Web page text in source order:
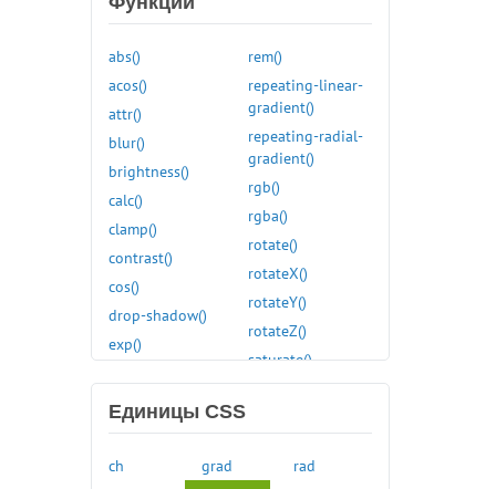
:first-of-type
:focus
:focus-visible
:focus-within
:fullscreen
:has()
:hover
:in-range
:indeterminate
:invalid
:is()
:last-child
:last-of-type
:left
abs()
acos()
attr()
blur()
brightness()
calc()
clamp()
contrast()
cos()
drop-shadow()
exp()
hsl()
hue-rotate()
hwb()
rem()
repeating-linear-
gradient()
repeating-radial-
gradient()
rgb()
rgba()
rotate()
rotateX()
rotateY()
rotateZ()
saturate()
scale()
scaleZ()
Единицы CSS
ch
grad
rad